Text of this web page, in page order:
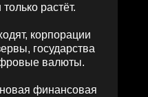
растёт.
корпорации
государства
валюты.
финансовая